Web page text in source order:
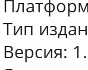
Тип
Версия: